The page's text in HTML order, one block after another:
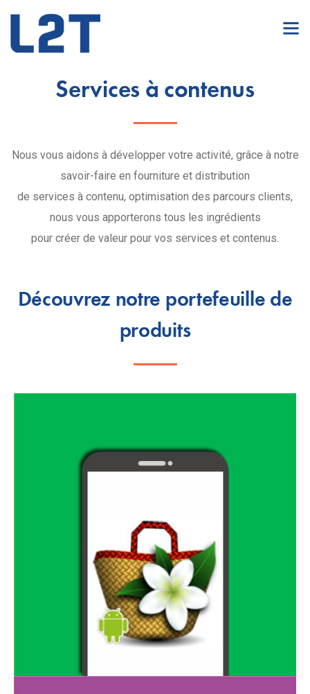
Services à contenus
Nous vous aidons à développer votre activité, grâce à notre
savoir-faire en fourniture et distribution
de services à contenu, optimisation des parcours clients,
nous vous apporterons tous les ingrédients
pour créer de valeur pour vos services et contenus.
Découvrez notre portefeuille de
produits